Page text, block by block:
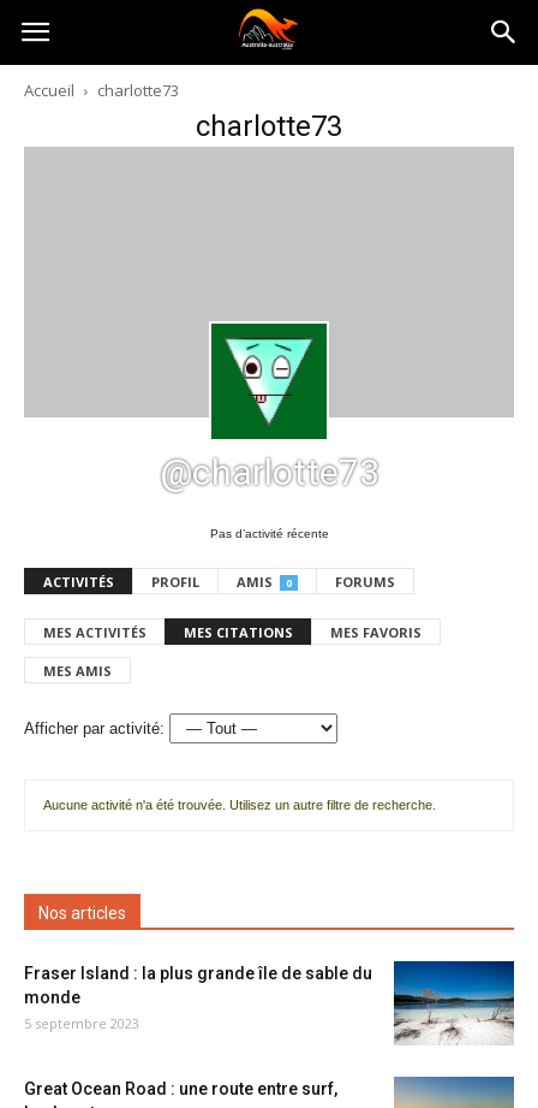
Australia-
australie.com
Accueil charlotte73
charlotte73
@charlotte73
Pas d’activité récente
ACTIVITÉS PROFIL AMIS 0 FORUMS
MES ACTIVITÉS MES CITATIONS MES FAVORIS
MES AMIS
Afficher par activité:
Aucune activité n'a été trouvée. Utilisez un autre filtre de recherche.
Nos articles
Fraser Island : la plus grande île de sable du
monde
5 septembre 2023
Great Ocean Road : une route entre surf,